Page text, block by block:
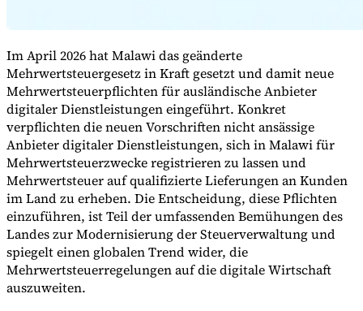
Werkzeuge
VAT-RechnerGST-Rechner Verkaufssteuer-Rechner
NummernprüferTracker für E-Rechnungs-Mandate
Im April 2026 hat Malawi das geänderte
Mehrwertsteuergesetz in Kraft gesetzt und damit neue
Mehrwertsteuerpflichten für ausländische Anbieter
digitaler Dienstleistungen eingeführt. Konkret
verpflichten die neuen Vorschriften nicht ansässige
Anbieter digitaler Dienstleistungen, sich in Malawi für
Mehrwertsteuerzwecke registrieren zu lassen und
Mehrwertsteuer auf qualifizierte Lieferungen an Kunden
im Land zu erheben. Die Entscheidung, diese Pflichten
einzuführen, ist Teil der umfassenden Bemühungen des
Landes zur Modernisierung der Steuerverwaltung und
spiegelt einen globalen Trend wider, die
Mehrwertsteuerregelungen auf die digitale Wirtschaft
auszuweiten.